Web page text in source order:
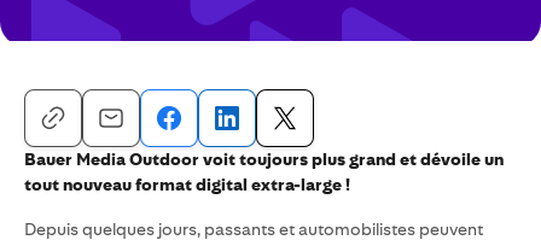
Bauer Media Outdoor voit toujours plus grand et dévoile un
tout nouveau format digital extra-large !
Depuis quelques jours, passants et automobilistes peuvent